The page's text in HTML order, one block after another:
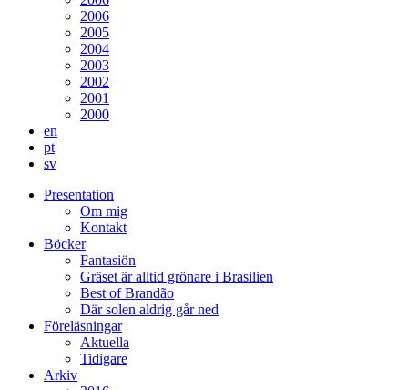
2006
2005
2004
2003
2002
2001
2000
en
pt
sv
Presentation
Om mig
Kontakt
Böcker
Fantasiön
Gräset är alltid grönare i Brasilien
Best of Brandão
Där solen aldrig går ned
Föreläsningar
Aktuella
Tidigare
Arkiv